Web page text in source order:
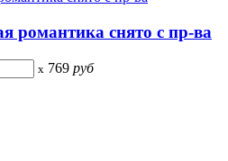
романтика снято с пр-ва
x 769 руб